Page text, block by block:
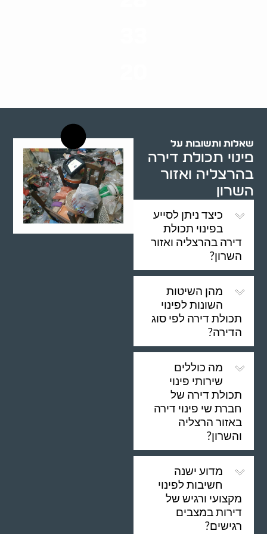
שאלות ותשובות על
פינוי תכולת דירה
בהרצליה ואזור
השרון
כיצד ניתן לסייע
בפינוי תכולת
דירה בהרצליה ואזור
השרון?
מהן השיטות
השונות לפינוי
תכולת דירה לפי סוג
הדירה?
מה כוללים
שירותי פינוי
תכולת דירה של
חברת שי פינוי דירה
באזור הרצליה
והשרון?
מדוע ישנה
חשיבות לפינוי
מקצועי ורגיש של
דירות במצבים
רגישים?